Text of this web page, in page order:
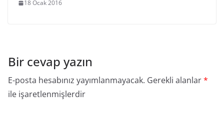
18 Ocak 2016
Bir cevap yazın
E-posta hesabınız yayımlanmayacak. Gerekli alanlar*
ile işaretlenmişlerdir